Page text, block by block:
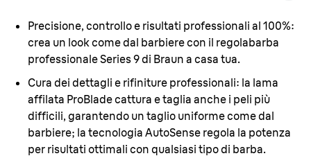
Precisione, controllo e risultati professionali al 100%:
crea un look come dal barbiere con il regolabarba
professionale Series 9 di Braun a casa tua.
Cura dei dettagli e rifiniture professionali: la lama
affilata ProBlade cattura e taglia anche i peli più
difficili, garantendo un taglio uniforme come dal
barbiere; la tecnologia AutoSense regola la potenza
per risultati ottimali con qualsiasi tipo di barba.